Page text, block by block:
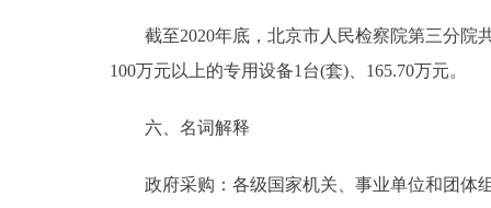
截至2020年底，北京市人民检察院第三分院共
100万元以上的专用设备1台(套)、165.70万元。
六、名词解释
政府采购：各级国家机关、事业单位和团体组